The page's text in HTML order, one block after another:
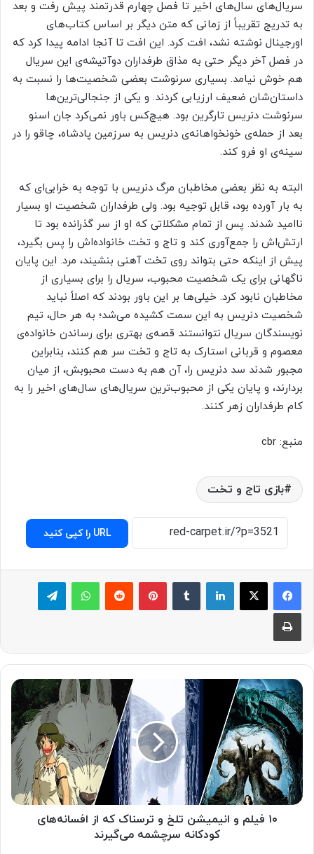
سریال‌های سال‌های اخیر تا فصل چهارم قدرتمند پیش رفت و بعد
به تدریج تقریباً از زمانی که متن دیگر بر اساس کتاب‌های
اورجینال نوشته نشد، افت کرد. این افت تا آنجا ادامه پیدا کرد که
در فصل آخر دیگر حتی به مذاق طرفداران دوآتیشه‌ی این سریال
هم خوش نیامد. بسیاری سرنوشت بعضی شخصیت‌ها را نسبت به
داستان‌شان ضعیف ارزیابی کردند. و یکی از جنجالی‌ترین‌ها
سرنوشت دنریس تارگرین بود. هیچ‌کس باور نمی‌کرد جان اسنو
بعد از حمله‌ی خونخواهانه‌ی دنریس به سرزمین پادشاه، چاقو را در
سینه‌ی او فرو کند.
البته به نظر بعضی مخاطبان مرگ دنریس با توجه به خرابی‌ای که
به بار آورده بود، قابل توجیه بود. ولی طرفداران شخصیت او بسیار
ناامید شدند. پس از تمام مشکلاتی که او از سر گذرانده بود تا
ارتش‌اش را جمع‌آوری کند و تاج‌ و تخت خانواده‌اش را پس بگیرد،
پیش از اینکه حتی بتواند روی تخت آهنی بنشیند، مرد. این پایان
ناگهانی برای یک شخصیت محبوب، سریال را برای بسیاری از
مخاطبان نابود کرد. خیلی‌ها بر این باور بودند که اصلاً نباید
شخصیت دنریس به این سمت کشیده می‌شد؛ به هر حال، تیم
نویسندگان سریال نتوانستند قصه‌ی بهتری برای رساندن خانواده‌ی
معصوم و قربانی استارک به تاج و تخت سر هم کنند، بنابراین
مجبور شدند سد دنریس را، آن هم به دست محبوبش، از میان
بردارند، و پایان یکی از محبوب‌ترین سریال‌های سال‌های اخیر را به
کام طرفداران زهر کنند.
منبع: cbr
بازی تاج و تخت
URL را کپی کنید
لینکدین پینترست ‫رددیت واتس آپ
چاپ
۱۰ فیلم و انیمیشن تلخ و ترسناک که از افسانه‌های
کودکانه سرچشمه می‌گیرند